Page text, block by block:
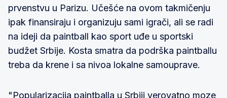
prvenstvu u Parizu. Učešće na ovom takmičenju
ipak finansiraju i organizuju sami igrači, ali se radi
na ideji da paintball kao sport uđe u sportski
budžet Srbije. Kosta smatra da podrška paintballu
treba da krene i sa nivoa lokalne samouprave.
"Popularizacija paintballa u Srbiji verovatno moze